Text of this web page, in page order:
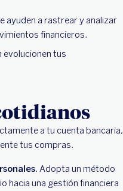
ayuden a rastrear y analizar
financieros.
evolucionen tus
a tu cuenta bancaria,
tus compras.
. Adopta un método
hacia una gestión financiera